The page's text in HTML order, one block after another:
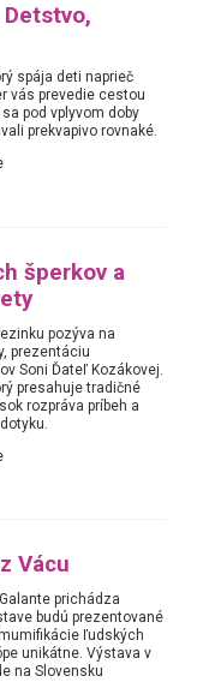
Detstvo,
spája deti naprieč
vás prevedie cestou
pod vplyvom doby
prekvapivo rovnaké.
šperkov a
pozýva na
prezentáciu
Soni Ďateľ Kozákovej.
presahuje tradičné
rozpráva príbeh a
Vácu
prichádza
budú prezentované
ľudských
unikátne. Výstava v
na Slovensku